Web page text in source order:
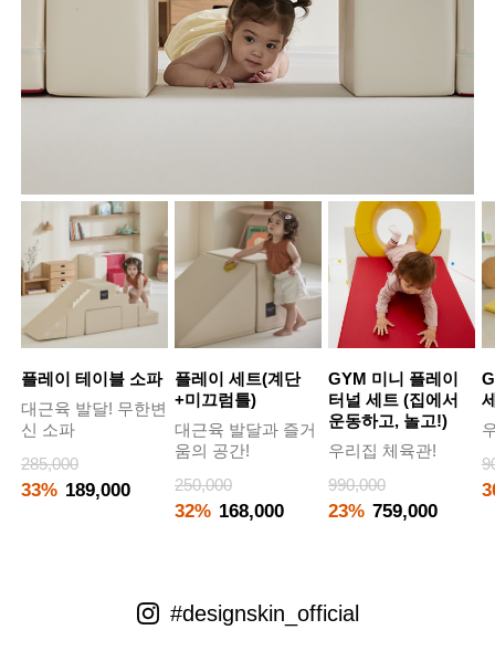
플레이 테이블 소파
대근육 발달! 무한변
신 소파
285,000
33% 189,000
플레이 세트(계단
+미끄럼틀)
대근육 발달과 즐거
움의 공간!
250,000
32% 168,000
GYM 미니 플레이
터널 세트 (집에서
운동하고, 놀고!)
우리집 체육관!
990,000
23% 759,000
#designskin_official